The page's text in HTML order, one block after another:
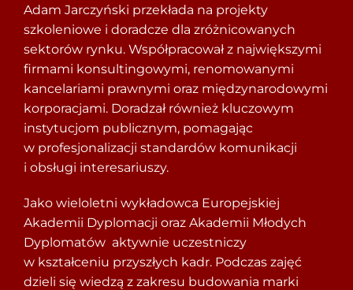
Adam Jarczyński przekłada na projekty
szkoleniowe i doradcze dla zróżnicowanych
sektorów rynku. Współpracował z największymi
firmami konsultingowymi, renomowanymi
kancelariami prawnymi oraz międzynarodowymi
korporacjami. Doradzał również kluczowym
instytucjom publicznym, pomagając
w profesjonalizacji standardów komunikacji
i obsługi interesariuszy.
Jako wieloletni wykładowca Europejskiej
Akademii Dyplomacji oraz Akademii Młodych
Dyplomatów aktywnie uczestniczy
w kształceniu przyszłych kadr. Podczas zajęć
dzieli się wiedzą z zakresu budowania marki